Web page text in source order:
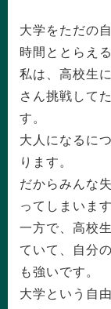
大学をただの
時間ととらえ
私は、高校生
さん挑戦して
す。
大人になるに
ります。
だからみんな
ってしまいます
一方で、高校
ていて、自分
も強いです。
大学という自